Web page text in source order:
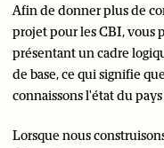
Afin de donner plus de
projet pour les CBI, vous
présentant un cadre
de base, ce qui signifie
connaissons l'état du
Lorsque nous